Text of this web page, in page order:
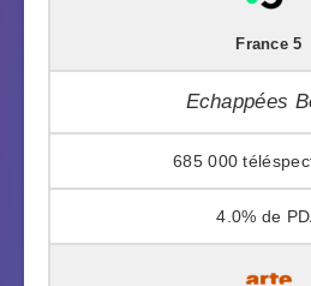
France 5
Echappées
685 000
4.0%